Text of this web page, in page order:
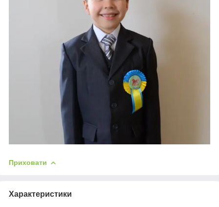
Приховати
Характеристики